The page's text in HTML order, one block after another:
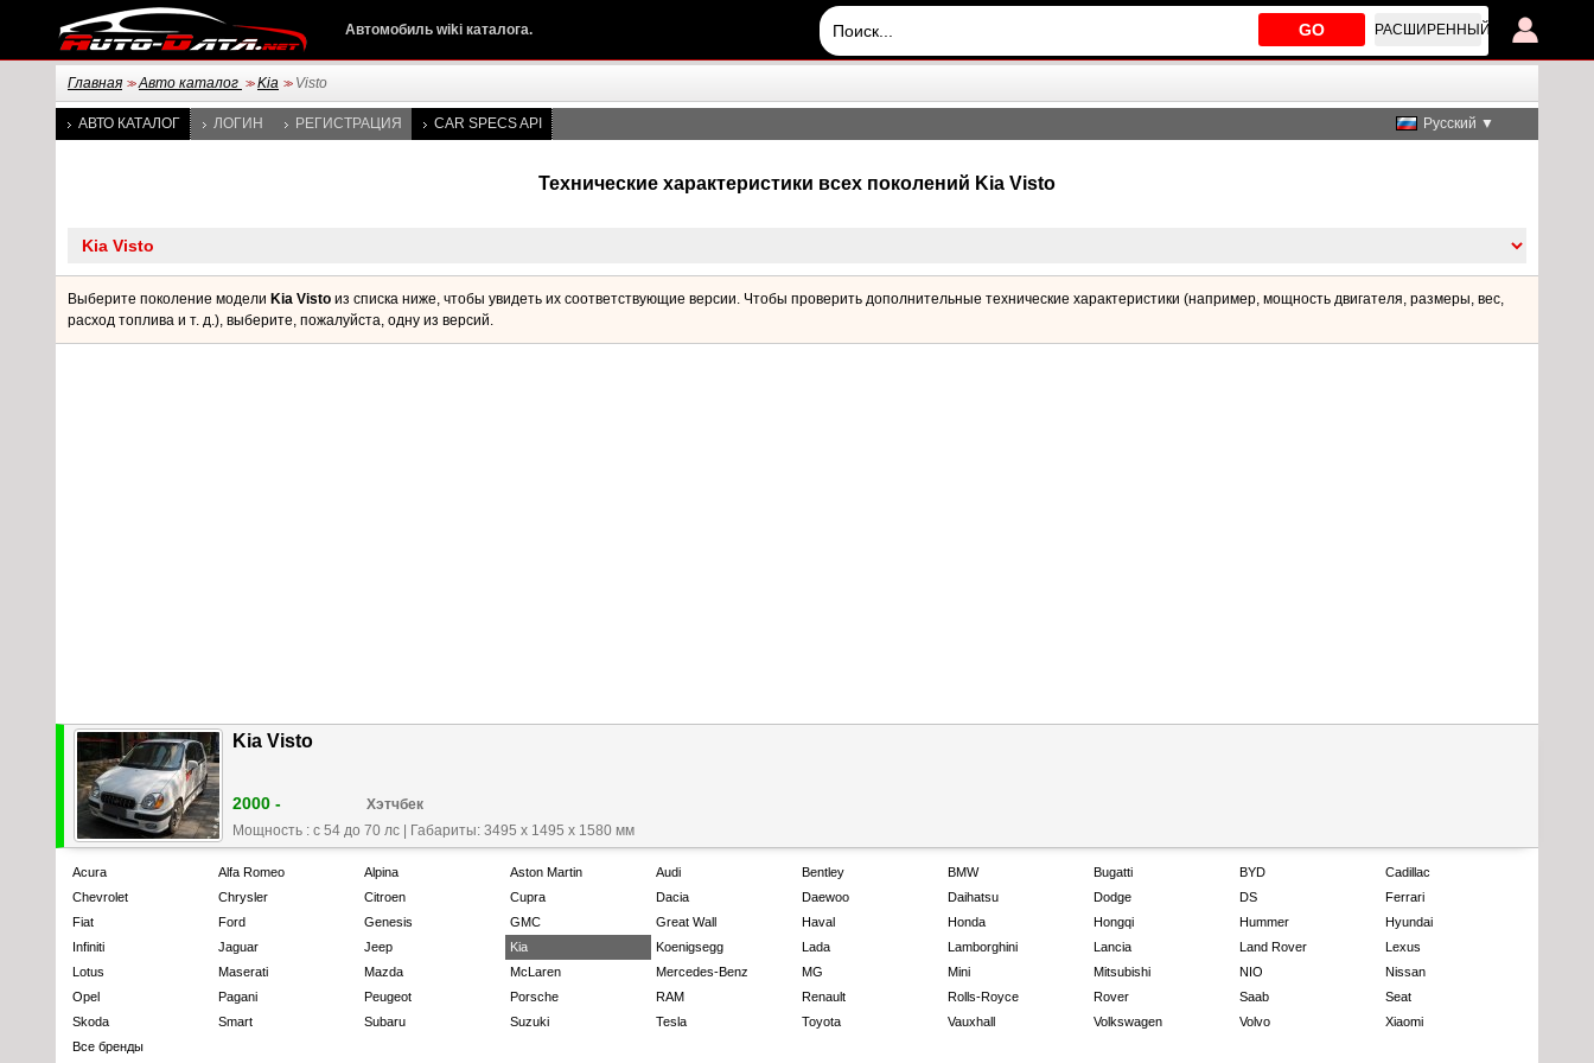
GO РАСШИРЕННЫЙ
Автомобиль wiki каталога.
Главная >> Авто каталог >> Kia >> Visto
АВТО КАТАЛОГ ЛОГИН РЕГИСТРАЦИЯ CAR SPECS API Русский ▼
Технические характеристики всех поколений Kia Visto
Выберите поколение модели Kia Visto из списка ниже, чтобы увидеть их соответствующие версии. Чтобы проверить дополнительные технические характеристики (например, мощность двигателя, размеры, вес,
расход топлива и т. д.), выберите, пожалуйста, одну из версий.
Kia Visto
2000 -
Хэтчбек
Мощность : с 54 до 70 лс
Габариты: 3495 x 1495 x 1580 мм
Acura Alfa Romeo Alpina Aston Martin Audi Bentley BMW Bugatti BYD
Cadillac
Chevrolet
Chrysler Citroen Cupra Dacia Daewoo Daihatsu Dodge DS
Ferrari
Fiat
Ford Genesis GMC Great Wall Haval Honda Hongqi Hummer
Hyundai
Infiniti
Jaguar Jeep Kia Koenigsegg Lada Lamborghini Lancia Land Rover
Lexus
Lotus
Maserati Mazda McLaren Mercedes-Benz MG Mini Mitsubishi NIO
Nissan
Opel
Pagani Peugeot Porsche RAM Renault Rolls-Royce Rover Saab
Seat
Skoda
Smart Subaru Suzuki Tesla Toyota Vauxhall Volkswagen Volvo
Xiaomi
Все бренды